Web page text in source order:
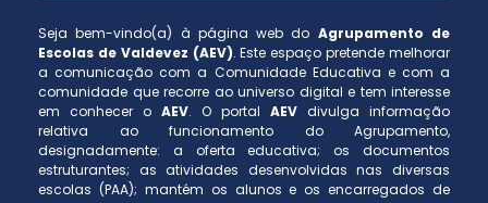
Seja bem-vindo(a) à página web do Agrupamento de
Escolas de Valdevez (AEV). Este espaço pretende melhorar
a comunicação com a Comunidade Educativa e com a
comunidade que recorre ao universo digital e tem interesse
em conhecer o AEV. O portal AEV divulga informação
relativa ao funcionamento do Agrupamento,
designadamente: a oferta educativa; os documentos
estruturantes; as atividades desenvolvidas nas diversas
escolas (PAA); mantém os alunos e os encarregados de